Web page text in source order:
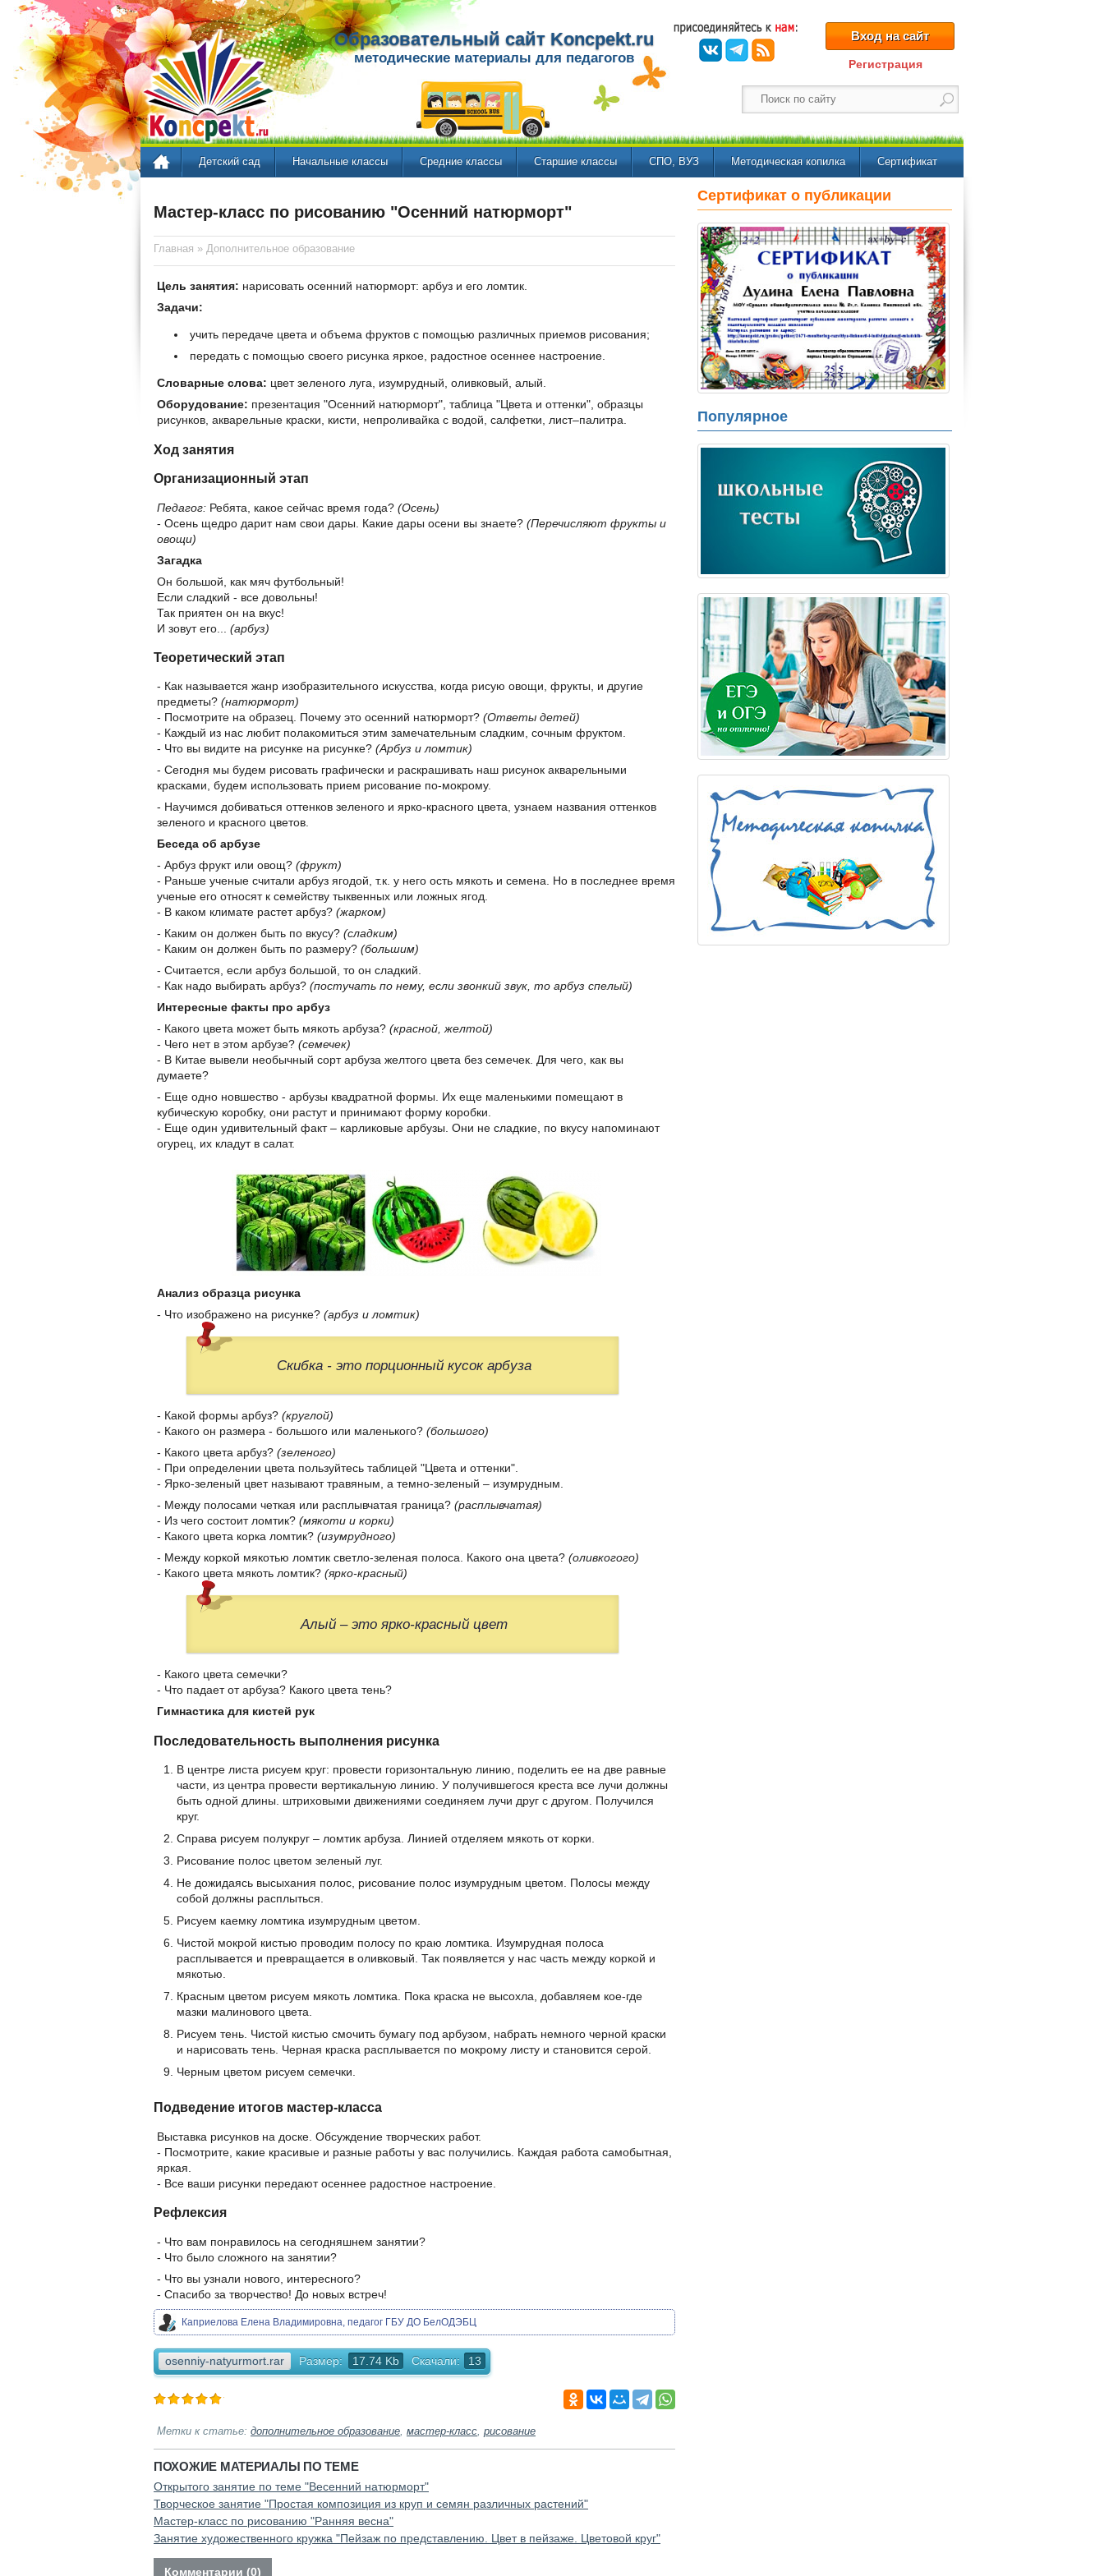
Образовательный сайт Koncpekt.ru
методические материалы для педагогов
Вход на сайт
Регистрация
Детский сад Начальные классы Средние классы Старшие классы СПО, ВУЗ Методическая копилка Сертификат
Мастер-класс по рисованию "Осенний натюрморт"
Главная » Дополнительное образование
Цель занятия: нарисовать осенний натюрморт: арбуз и его ломтик.
Задачи:
учить передаче цвета и объема фруктов с помощью различных приемов рисования;
передать с помощью своего рисунка яркое, радостное осеннее настроение.
Словарные слова: цвет зеленого луга, изумрудный, оливковый, алый.
Оборудование: презентация "Осенний натюрморт", таблица "Цвета и оттенки", образцы
рисунков, акварельные краски, кисти, непроливайка с водой, салфетки, лист–палитра.
Ход занятия
Организационный этап
Педагог: Ребята, какое сейчас время года? (Осень)
- Осень щедро дарит нам свои дары. Какие дары осени вы знаете? (Перечисляют фрукты и
овощи)
Загадка
Он большой, как мяч футбольный!
Если сладкий - все довольны!
Так приятен он на вкус!
И зовут его... (арбуз)
Теоретический этап
- Как называется жанр изобразительного искусства, когда рисую овощи, фрукты, и другие
предметы? (натюрморт)
- Посмотрите на образец. Почему это осенний натюрморт? (Ответы детей)
- Каждый из нас любит полакомиться этим замечательным сладким, сочным фруктом.
- Что вы видите на рисунке на рисунке? (Арбуз и ломтик)
- Сегодня мы будем рисовать графически и раскрашивать наш рисунок акварельными
красками, будем использовать прием рисование по-мокрому.
- Научимся добиваться оттенков зеленого и ярко-красного цвета, узнаем названия оттенков
зеленого и красного цветов.
Беседа об арбузе
- Арбуз фрукт или овощ? (фрукт)
- Раньше ученые считали арбуз ягодой, т.к. у него ость мякоть и семена. Но в последнее время
ученые его относят к семейству тыквенных или ложных ягод.
- В каком климате растет арбуз? (жарком)
- Каким он должен быть по вкусу? (сладким)
- Каким он должен быть по размеру? (большим)
- Считается, если арбуз большой, то он сладкий.
- Как надо выбирать арбуз? (постучать по нему, если звонкий звук, то арбуз спелый)
Интересные факты про арбуз
- Какого цвета может быть мякоть арбуза? (красной, желтой)
- Чего нет в этом арбузе? (семечек)
- В Китае вывели необычный сорт арбуза желтого цвета без семечек. Для чего, как вы
думаете?
- Еще одно новшество - арбузы квадратной формы. Их еще маленькими помещают в
кубическую коробку, они растут и принимают форму коробки.
- Еще один удивительный факт – карликовые арбузы. Они не сладкие, по вкусу напоминают
огурец, их кладут в салат.
Анализ образца рисунка
- Что изображено на рисунке? (арбуз и ломтик)
Скибка - это порционный кусок арбуза
- Какой формы арбуз? (круглой)
- Какого он размера - большого или маленького? (большого)
- Какого цвета арбуз? (зеленого)
- При определении цвета пользуйтесь таблицей "Цвета и оттенки".
- Ярко-зеленый цвет называют травяным, а темно-зеленый – изумрудным.
- Между полосами четкая или расплывчатая граница? (расплывчатая)
- Из чего состоит ломтик? (мякоти и корки)
- Какого цвета корка ломтик? (изумрудного)
- Между коркой мякотью ломтик светло-зеленая полоса. Какого она цвета? (оливкогого)
- Какого цвета мякоть ломтик? (ярко-красный)
Алый – это ярко-красный цвет
- Какого цвета семечки?
- Что падает от арбуза? Какого цвета тень?
Гимнастика для кистей рук
Последовательность выполнения рисунка
В центре листа рисуем круг: провести горизонтальную линию, поделить ее на две равные
части, из центра провести вертикальную линию. У получившегося креста все лучи должны
быть одной длины. штриховыми движениями соединяем лучи друг с другом. Получился
круг.
Справа рисуем полукруг – ломтик арбуза. Линией отделяем мякоть от корки.
Рисование полос цветом зеленый луг.
Не дожидаясь высыхания полос, рисование полос изумрудным цветом. Полосы между
собой должны расплыться.
Рисуем каемку ломтика изумрудным цветом.
Чистой мокрой кистью проводим полосу по краю ломтика. Изумрудная полоса
расплывается и превращается в оливковый. Так появляется у нас часть между коркой и
мякотью.
Красным цветом рисуем мякоть ломтика. Пока краска не высохла, добавляем кое-где
мазки малинового цвета.
Рисуем тень. Чистой кистью смочить бумагу под арбузом, набрать немного черной краски
и нарисовать тень. Черная краска расплывается по мокрому листу и становится серой.
Черным цветом рисуем семечки.
Подведение итогов мастер-класса
Выставка рисунков на доске. Обсуждение творческих работ.
- Посмотрите, какие красивые и разные работы у вас получились. Каждая работа самобытная,
яркая.
- Все ваши рисунки передают осеннее радостное настроение.
Рефлексия
- Что вам понравилось на сегодняшнем занятии?
- Что было сложного на занятии?
- Что вы узнали нового, интересного?
- Спасибо за творчество! До новых встреч!
Каприелова Елена Владимировна, педагог ГБУ ДО БелОДЭБЦ
osenniy-natyurmort.rar Размер: 17.74 Kb Скачали: 13
Метки к статье: дополнительное образование, мастер-класс, рисование
ПОХОЖИЕ МАТЕРИАЛЫ ПО ТЕМЕ
Открытого занятие по теме "Весенний натюрморт"
Творческое занятие "Простая композиция из круп и семян различных растений"
Мастер-класс по рисованию "Ранняя весна"
Занятие художественного кружка "Пейзаж по представлению. Цвет в пейзаже. Цветовой круг"
Комментарии (0)
Сертификат о публикации
Популярное